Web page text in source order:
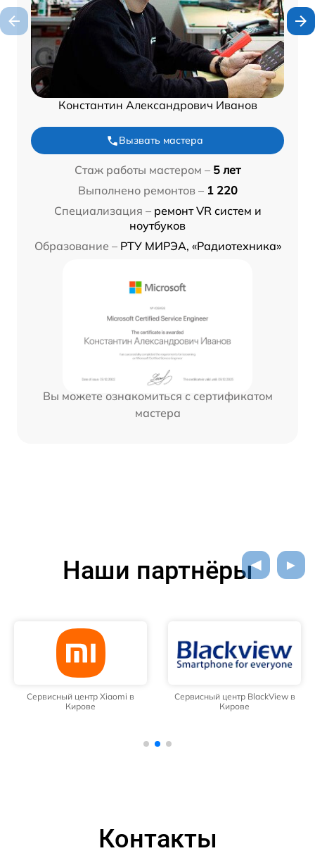
Константин Александрович Иванов
Вызвать мастера
Стаж работы мастером – 5 лет
Выполнено ремонтов – 1 220
Специализация – ремонт VR систем и
ноутбуков
Образование – РТУ МИРЭА, «Радиотехника»
Вы можете ознакомиться с сертификатом
мастера
Наши партнёры
Сервисный центр Xiaomi в
Кирове
Сервисный центр BlackView в
Кирове
Контакты